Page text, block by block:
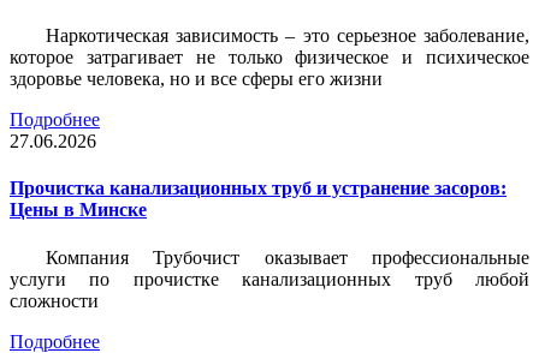
Наркотическая зависимость – это серьезное заболевание,
которое затрагивает не только физическое и психическое
здоровье человека, но и все сферы его жизни
Подробнее
27.06.2026
Прочистка канализационных труб и устранение засоров:
Цены в Минске
Компания Трубочист оказывает профессиональные
услуги по прочистке канализационных труб любой
сложности
Подробнее